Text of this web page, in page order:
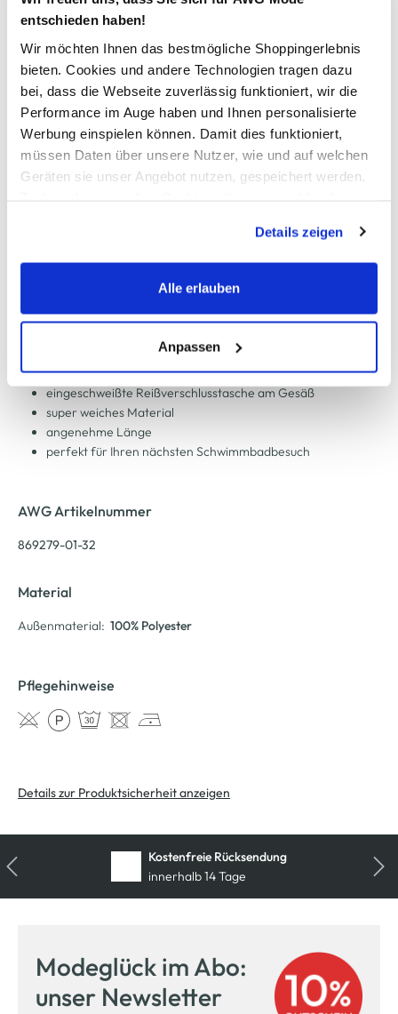
entschieden haben!
Wir möchten Ihnen das bestmögliche Shoppingerlebnis
bieten. Cookies und andere Technologien tragen dazu
bei, dass die Webseite zuverlässig funktioniert, wir die
Performance im Auge haben und Ihnen personalisierte
Werbung einspielen können. Damit dies funktioniert,
müssen Daten über unsere Nutzer, wie und auf welchen
Geräten sie unser Angebot nutzen, gespeichert werden.
werden, werden bei der Nutzung der Webseite auf jeden
Fall gesetzt. Cookies von Drittanbietern für Analyse- oder
Trackingzwecke werden nur dann aktiviert, wenn Sie das
erlauben" bzw. "Alle erlauben" klicken. Mehr dazu
(einschließlich der Möglichkeit, die Einwilligungserklärung
zu ändern oder zu widerrufen) erfahren Sie in unserem
Cookie-Hinweisbzw. derDatenschutzerklärung.
Details zeigen
Alle erlauben
Anpassen
Schneller DHL Versand: in 1–3 Werktagen
Kostenfreie Rücksendung innerhalb 14 Tage
Kostenlose Filiallieferung in Ihre Wunschfiliale
Herren Badeshorts SWIM MID SHORTS 1P
sportliche Badeshorts von PUMA
kleiner Pumaprint auf einem Bein
eingeschweißte Reißverschlusstasche am Gesäß
super weiches Material
angenehme Länge
perfekt für Ihren nächsten Schwimmbadbesuch
AWG Artikelnummer
869279-01-32
Material
Außenmaterial: 100% Polyester
Pflegehinweise
Details zur Produktsicherheit anzeigen
Kostenfreie Rücksendung
innerhalb 14 Tage
Modeglück im Abo:
unser Newsletter